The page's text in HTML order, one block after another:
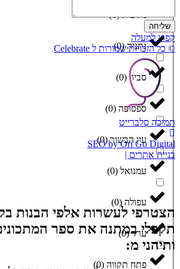
נתיבות(
0
)
נתניה(
0
)
סביון(
0
)
ספסופה (
0
)
עין הבשור(
0
)
עמנואל (
0
)
עפולה (
0
)
ערד(
0
)
פתח תקווה (
0
)
שליחה
קפוץ למעלה
© כל הזכויות שמורות ל Celebrate
תמיכה סלברייט
SEO by Ori Go Digital
בניית אתרים |
הצטרפי לעשרות אלפי הבנות
תקבלי במתנה את ספר
ותיהני מ: